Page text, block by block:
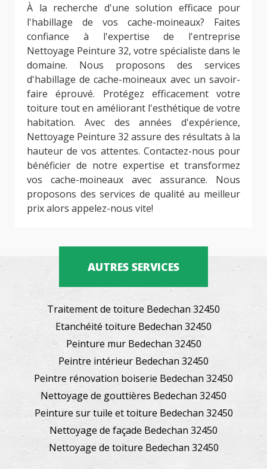
À la recherche d'une solution efficace pour
l'habillage de vos cache-moineaux? Faites
confiance à l'expertise de l'entreprise
Nettoyage Peinture 32, votre spécialiste dans le
domaine. Nous proposons des services
d'habillage de cache-moineaux avec un savoir-
faire éprouvé. Protégez efficacement votre
toiture tout en améliorant l'esthétique de votre
habitation. Avec des années d'expérience,
Nettoyage Peinture 32 assure des résultats à la
hauteur de vos attentes. Contactez-nous pour
bénéficier de notre expertise et transformez
vos cache-moineaux avec assurance. Nous
proposons des services de qualité au meilleur
prix alors appelez-nous vite!
AUTRES SERVICES
Traitement de toiture Bedechan 32450
Etanchéité toiture Bedechan 32450
Peinture mur Bedechan 32450
Peintre intérieur Bedechan 32450
Peintre rénovation boiserie Bedechan 32450
Nettoyage de gouttières Bedechan 32450
Peinture sur tuile et toiture Bedechan 32450
Nettoyage de façade Bedechan 32450
Nettoyage de toiture Bedechan 32450